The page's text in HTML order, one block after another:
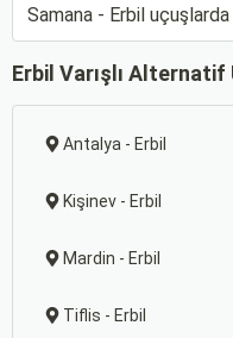
Samana - Erbil
Erbil Varışlı
Antalya - Erbil
Kişinev - Erbil
Mardin - Erbil
Tiflis - Erbil